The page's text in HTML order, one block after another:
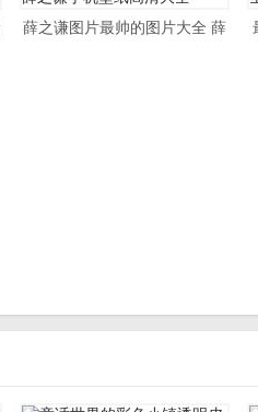
薛之谦图片最帅的图片大全 薛